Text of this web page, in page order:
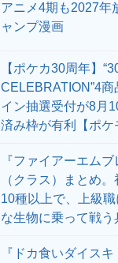
アニメ4期も2027年
ャンプ漫画
【ポケカ30周年】
CELEBRATION”4
イン抽選受付が8月
済み枠が有利【ポケ
『ファイアーエム
（クラス）まとめ
10種以上で、上級
な生物に乗って戦う
『ドカ食いダイス